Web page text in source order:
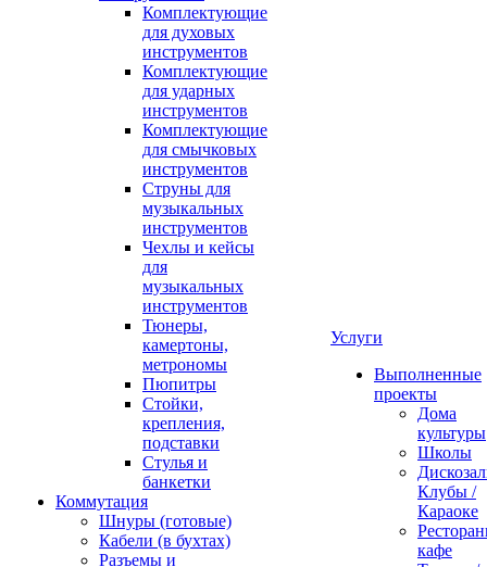
Комплектующие
для духовых
инструментов
Комплектующие
для ударных
инструментов
Комплектующие
для смычковых
инструментов
Струны для
музыкальных
инструментов
Чехлы и кейсы
для
музыкальных
инструментов
Тюнеры,
камертоны,
метрономы
Пюпитры
Стойки,
крепления,
подставки
Стулья и
банкетки
Коммутация
Шнуры (готовые)
Кабели (в бухтах)
Разъемы и
Услуги
Выполненные
проекты
Дома
культуры
Школы
Клубы /
Караоке
кафе